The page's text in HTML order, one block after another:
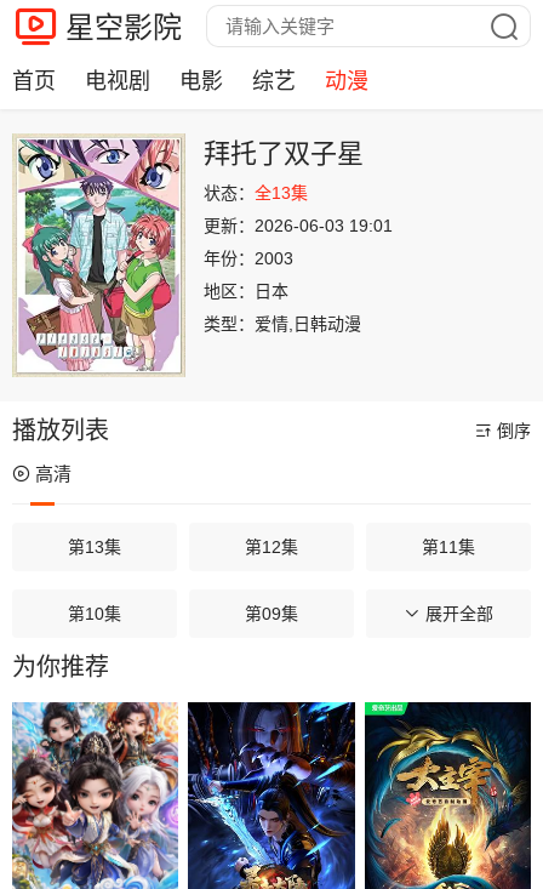
星空影院
首页 电视剧 电影 综艺 动漫
拜托了双子星
状态： 全13集
更新： 2026-06-03 19:01
年份： 2003
地区：
日本
类型： 爱情,日韩动漫
播放列表 倒序
高清
第13集 第12集 第11集
第10集 第09集 第08集
第07集
第04集 第03集 第02集
第01集
展开全部
为你推荐